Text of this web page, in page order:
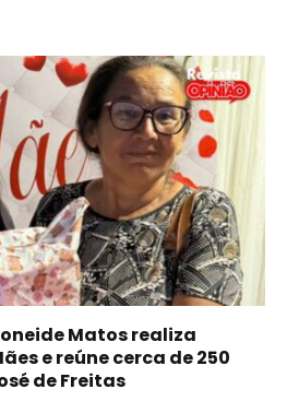
Matos realiza
e reúne cerca de 250
de Freitas